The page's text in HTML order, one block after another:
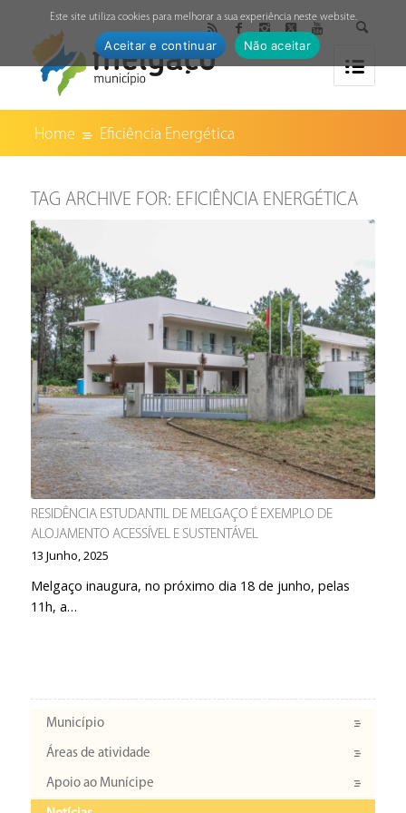
Home Eficiência Energética
TAG ARCHIVE FOR: EFICIÊNCIA ENERGÉTICA
RESIDÊNCIA ESTUDANTIL DE MELGAÇO É EXEMPLO DE
ALOJAMENTO ACESSÍVEL E SUSTENTÁVEL
13 Junho, 2025
Melgaço inaugura, no próximo dia 18 de junho, pelas
11h, a…
Município
Áreas de atividade
Apoio ao Munícipe
Este site utiliza cookies para melhorar a sua experiência neste website.
Aceitar e continuar Não aceitar